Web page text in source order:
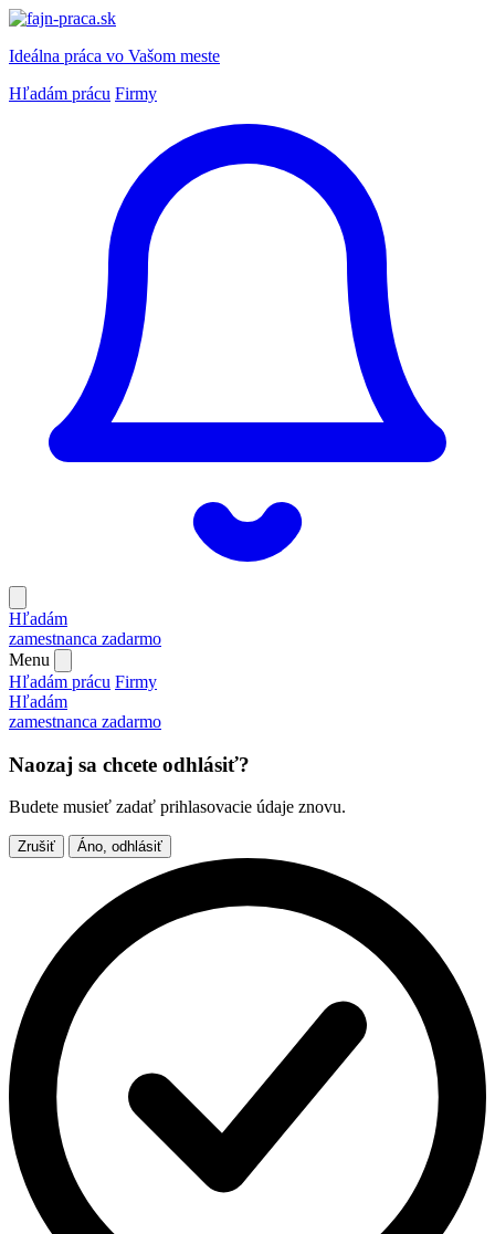
Ideálna práca vo Vašom meste
Hľadám prácu Firmy
Hľadám
zamestnanca zadarmo
Menu
Hľadám prácu Firmy
Hľadám
zamestnanca zadarmo
Naozaj sa chcete odhlásiť?
Budete musieť zadať prihlasovacie údaje znovu.
Zrušiť Áno, odhlásiť